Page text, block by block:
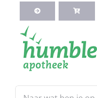
inhoud